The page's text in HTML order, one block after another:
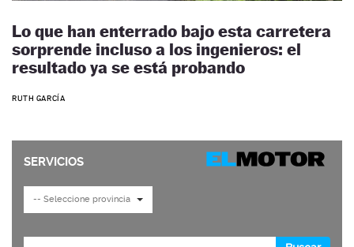
Lo que han enterrado bajo esta carretera
sorprende incluso a los ingenieros: el
resultado ya se está probando
RUTH GARCÍA